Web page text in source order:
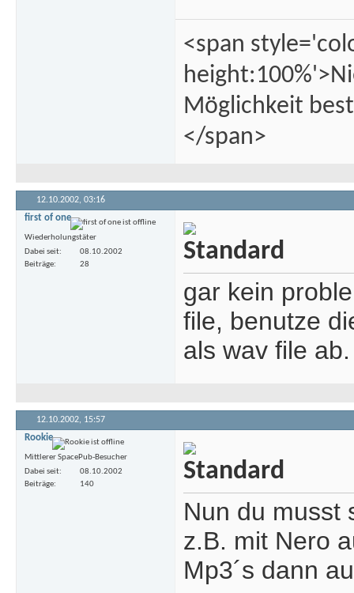
<span
Möglichkeit
</span>
12.10.2002, 03:16
first of one
Wiederholungstäter
Dabei seit
08.10.2002
Beiträge
28
gar kein
file, benutze
als wav file
12.10.2002, 15:57
Rookie
Mittlerer SpacePub-Besucher
Dabei seit
08.10.2002
Beiträge
140
Nun du musst
z.B. mit Nero
Mp3´s dann